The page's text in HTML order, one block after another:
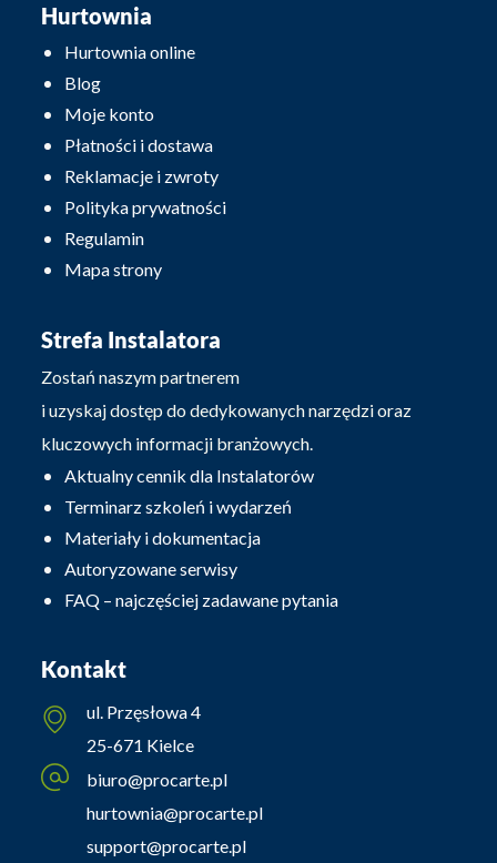
Hurtownia
Hurtownia online
Blog
Moje konto
Płatności i dostawa
Reklamacje i zwroty
Polityka prywatności
Regulamin
Mapa strony
Strefa Instalatora
Zostań naszym partnerem
i uzyskaj dostęp do dedykowanych narzędzi oraz
kluczowych informacji branżowych.
Aktualny cennik dla Instalatorów
Terminarz szkoleń i wydarzeń
Materiały i dokumentacja
Autoryzowane serwisy
FAQ – najczęściej zadawane pytania
Kontakt
ul. Przęsłowa 4
25-671 Kielce
biuro@procarte.pl
hurtownia@procarte.pl
support@procarte.pl